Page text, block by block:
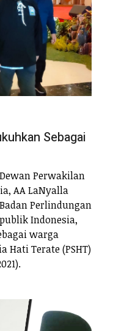
Sebagai
Perwakilan
AA LaNyalla
Perlindungan
Indonesia,
warga
Hati Terate (PSHT)